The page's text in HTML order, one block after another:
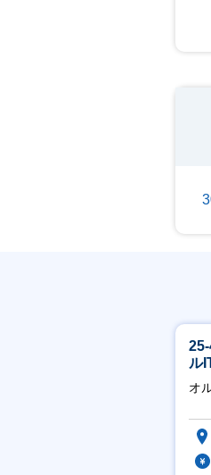
ル
オ